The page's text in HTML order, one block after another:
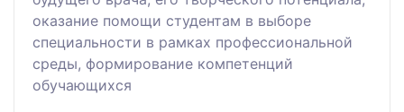
оказание помощи студентам в выборе
специальности в рамках профессиональной
среды, формирование компетенций
обучающихся